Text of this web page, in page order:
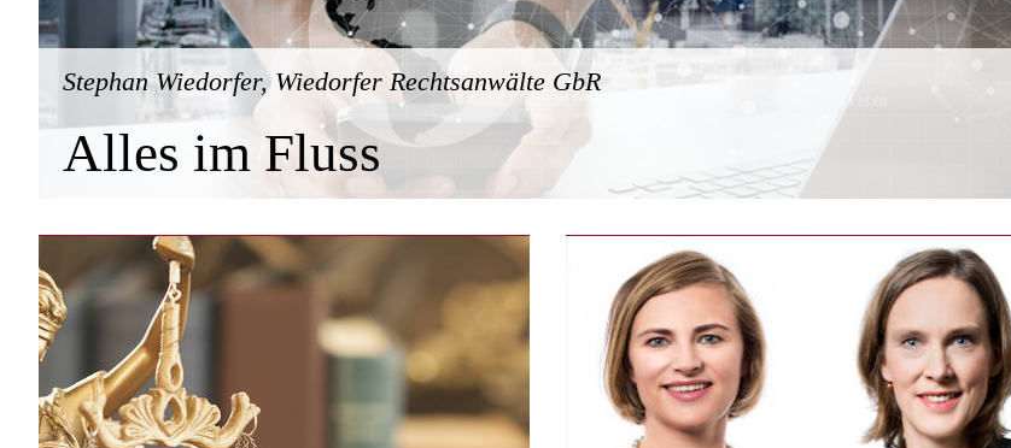
Stephan Wiedorfer, Wiedorfer Rechtsanwälte GbR
Alles im Fluss